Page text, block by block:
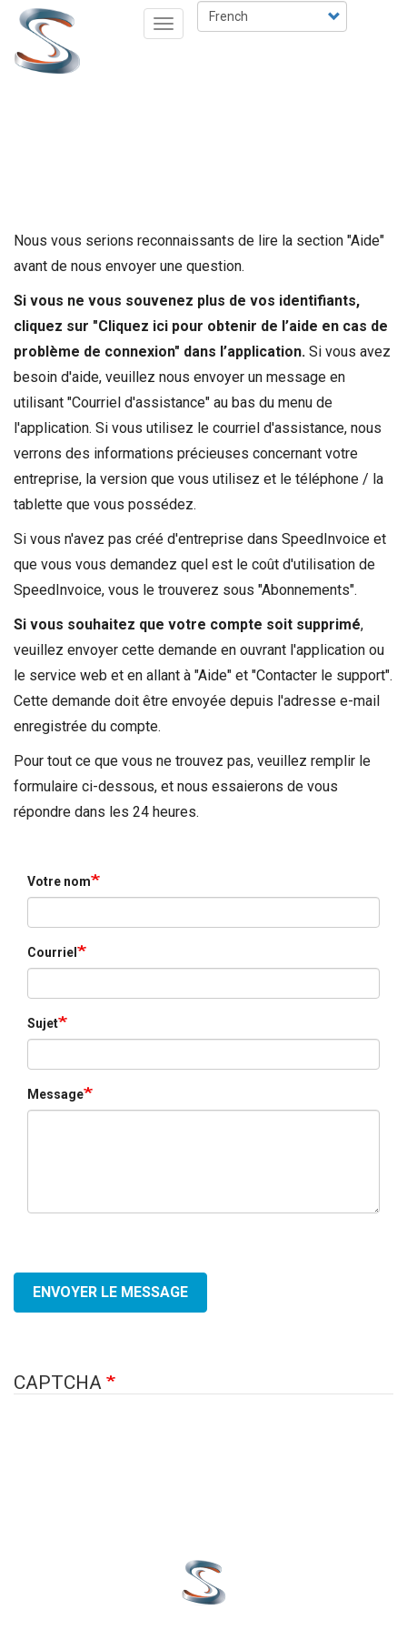
Aller
contenu
principal
Select
your
Toggle
Nous vous serions reconnaissants de lire la section "Aide"
avant de nous envoyer une question.
Si vous ne vous souvenez plus de vos identifiants,
cliquez sur "Cliquez ici pour obtenir de l’aide en cas de
problème de connexion" dans l’application. Si vous avez
besoin d'aide, veuillez nous envoyer un message en
utilisant "Courriel d'assistance" au bas du menu de
l'application. Si vous utilisez le courriel d'assistance, nous
verrons des informations précieuses concernant votre
entreprise, la version que vous utilisez et le téléphone / la
tablette que vous possédez.
Si vous n'avez pas créé d'entreprise dans SpeedInvoice et
que vous vous demandez quel est le coût d'utilisation de
SpeedInvoice, vous le trouverez sous "Abonnements".
Si vous souhaitez que votre compte soit supprimé,
veuillez envoyer cette demande en ouvrant l'application ou
le service web et en allant à "Aide" et "Contacter le support".
Cette demande doit être envoyée depuis l'adresse e-mail
enregistrée du compte.
Pour tout ce que vous ne trouvez pas, veuillez remplir le
formulaire ci-dessous, et nous essaierons de vous
répondre dans les 24 heures.
Votre nom
Courriel
Sujet
Message
ENVOYER LE MESSAGE
CAPTCHA